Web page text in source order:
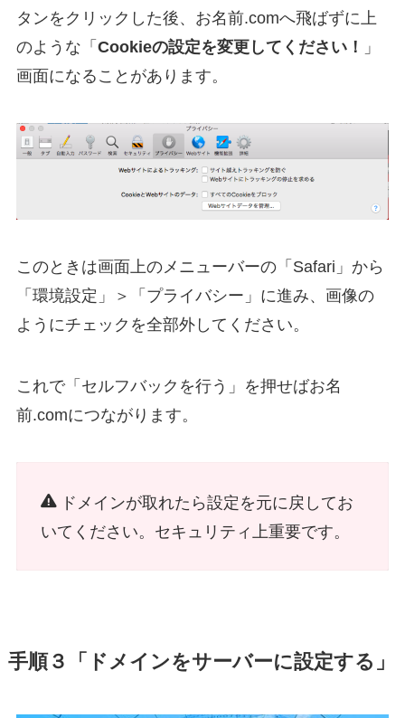
タンをクリックした後、お名前.comへ飛ばずに上
のような「 Cookieの設定を変更してください！
」
画面になることがあります。
このときは画面上のメニューバーの「Safari」から
「環境設定」＞「プライバシー」に進み、画像の
ようにチェックを全部外してください。
これで「セルフバックを行う」を押せばお名
前.comにつながります。
ドメインが取れたら設定を元に戻してお
いてください。セキュリティ上重要です。
手順３「ドメインをサーバーに設定する」